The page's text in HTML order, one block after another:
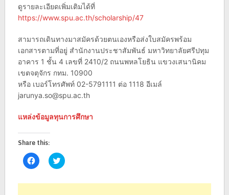
ดูรายละเอียดเพิ่มเติมได้ที่
https://www.spu.ac.th/scholarship/47
สามารถเดินทางมาสมัครด้วยตนเองหรือส่งใบสมัครพร้อม
เอกสารตามที่อยู่ สำนักงานประชาสัมพันธ์ มหาวิทยาลัยศรีปทุม
อาคาร 1 ชั้น 4 เลขที่ 2410/2 ถนนพหลโยธิน แขวงเสนานิคม
เขตจตุจักร กทม. 10900
หรือ เบอร์โทรศัพท์ 02-5791111 ต่อ 1118 อีเมล์
jarunya.so@spu.ac.th
แหล่งข้อมูลทุนการศึกษา
Share this:
Click
to
Facebook
Click
to
Twitter